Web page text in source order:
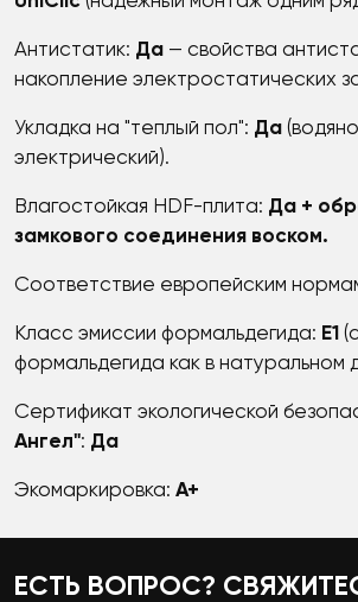
Антистатик: Да — свойства
накопление электростатических
Укладка на "теплый пол": Да
электрический).
Влагостойкая HDF-плита: Да +
замкового соединения воском.
Соответствие европейским
Класс эмиссии формальдегида: E1
формальдегида как в натуральном
Сертификат экологической
Ангел": Да
Экомаркировка: A+
ЕСТЬ ВОПРОС?